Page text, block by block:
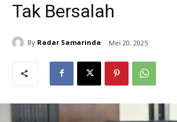
Tak Bersalah
By Radar Samarinda Mei 20, 2025